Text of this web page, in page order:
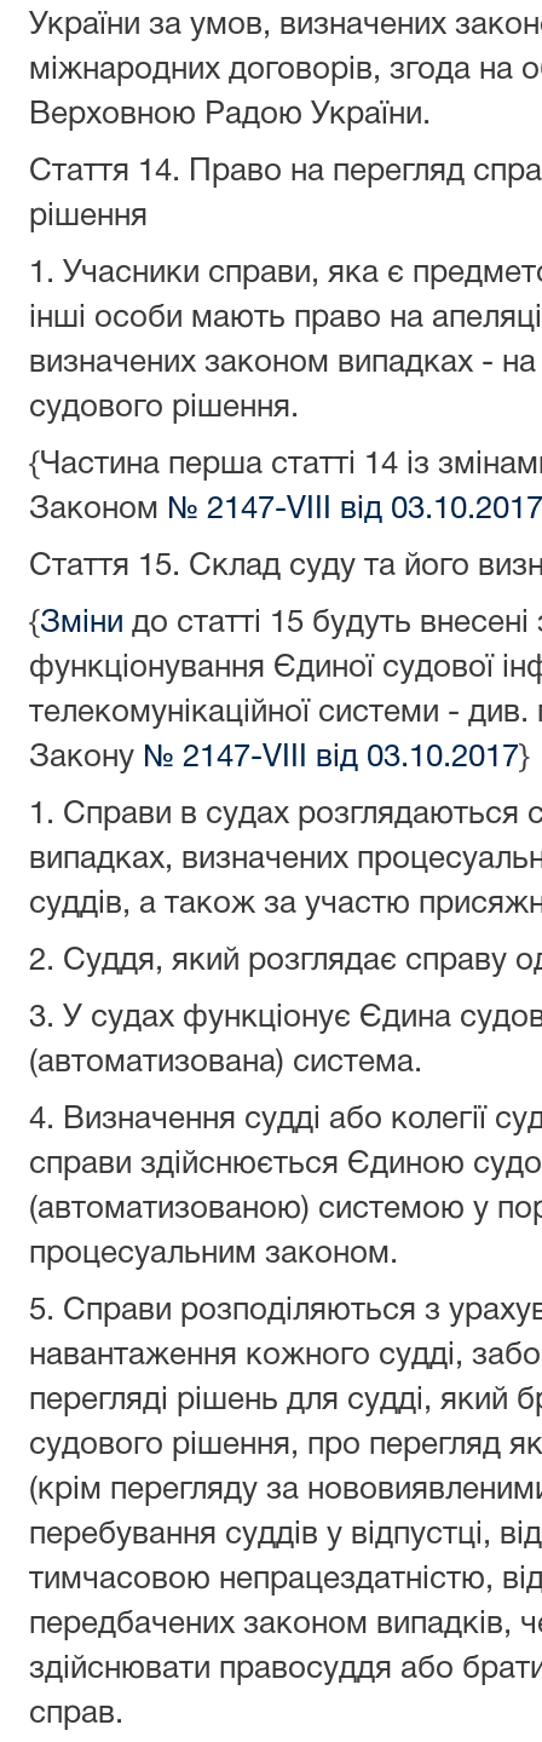
України за умов, визначених
міжнародних договорів, згода на
Верховною Радою України.
Стаття 14. Право на перегляд
рішення
1. Учасники справи, яка є
інші особи мають право на
визначених законом випадках -
судового рішення.
{Частина перша статті 14 із
Законом № 2147-VIII від 03.10.2017
Стаття 15. Склад суду та його
{Зміни до статті 15 будуть
функціонування Єдиної судової
телекомунікаційної системи - див.
Закону № 2147-VIII від 03.10.2017}
1. Справи в судах розглядаються
випадках, визначених
суддів, а також за участю
2. Суддя, який розглядає справу
3. У судах функціонує Єдина
(автоматизована) система.
4. Визначення судді або колегії
справи здійснюється Єдиною
(автоматизованою) системою у
процесуальним законом.
5. Справи розподіляються з
навантаження кожного судді,
перегляді рішень для судді, який
судового рішення, про перегляд
(крім перегляду за
перебування суддів у відпустці,
тимчасовою непрацездатністю,
передбачених законом випадків,
здійснювати правосуддя або
справ.